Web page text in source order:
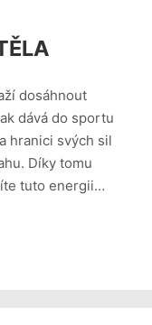
dosáhnout
dává do sportu
hranici svých sil
Díky tomu
tuto energii…